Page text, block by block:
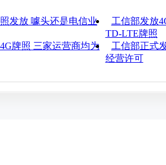
发放 噱头还是电信业
工信部发放
TD-LTE牌照
牌照 三家运营商均为
工信部正式
经营许可